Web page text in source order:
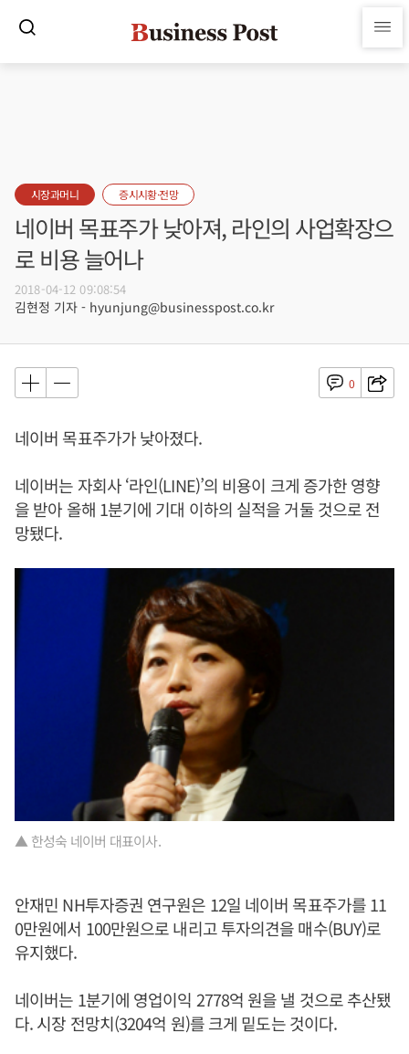
시장과머니 증시시황·전망
네이버 목표주가 낮아져, 라인의 사업확장으
로 비용 늘어나
2018-04-12 09:08:54
김현정 기자 - hyunjung@businesspost.co.kr
0
네이버 목표주가가 낮아졌다.
네이버는 자회사 ‘라인(LINE)’의 비용이 크게 증가한 영향
을 받아 올해 1분기에 기대 이하의 실적을 거둘 것으로 전
망됐다.
▲ 한성숙 네이버 대표이사.
안재민 NH투자증권 연구원은 12일 네이버 목표주가를 11
0만원에서 100만원으로 내리고 투자의견을 매수(BUY)로
유지했다.
네이버는 1분기에 영업이익 2778억 원을 낼 것으로 추산됐
다. 시장 전망치(3204억 원)를 크게 밑도는 것이다.